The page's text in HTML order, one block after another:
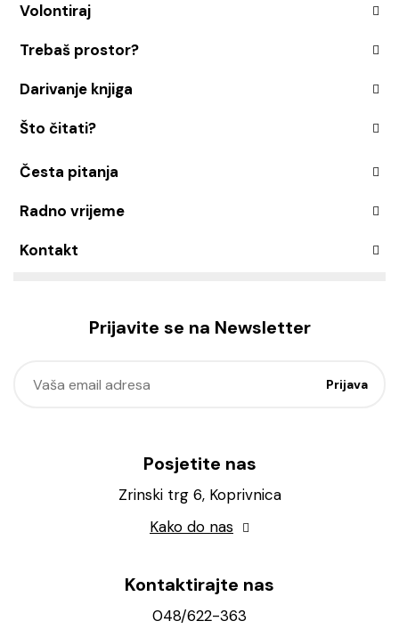
Volontiraj
Trebaš prostor?
Darivanje knjiga
Što čitati?
Česta pitanja
Radno vrijeme
Kontakt
Prijavite se na Newsletter
Posjetite nas
Zrinski trg 6, Koprivnica
Kako do nas
Kontaktirajte nas
048/622-363